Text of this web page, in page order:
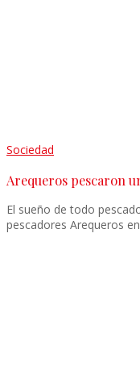
Sociedad
Arequeros pescaron
El sueño de todo
pescadores Arequeros